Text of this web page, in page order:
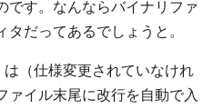
です。なんならバイナリファ
だってあるでしょうと。
（仕様変更されていなけれ
ァイル末尾に改行を自動で入